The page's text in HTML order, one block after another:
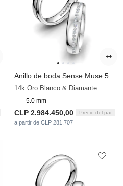
14k Oro Blanco & Diamante
5.0 mm
CLP 2.984.450,00 Precio del par
a partir de CLP 281.707